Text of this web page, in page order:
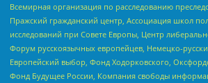
Всемирная организация по расследованию
Пражский гражданский центр, Ассоциация школ
исследований при Совете Европы, Центр
Форум русскоязычных европейцев, Немецко-
Европейский выбор, Фонд Ходорковского,
Фонд Будущее России, Компания свободы